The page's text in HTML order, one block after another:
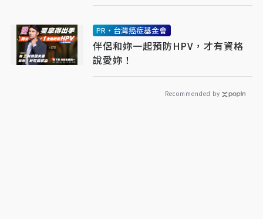
PR・台灣癌症基金會
伴侶和妳一起預防HPV，才有資格
說愛妳！
Recommended by